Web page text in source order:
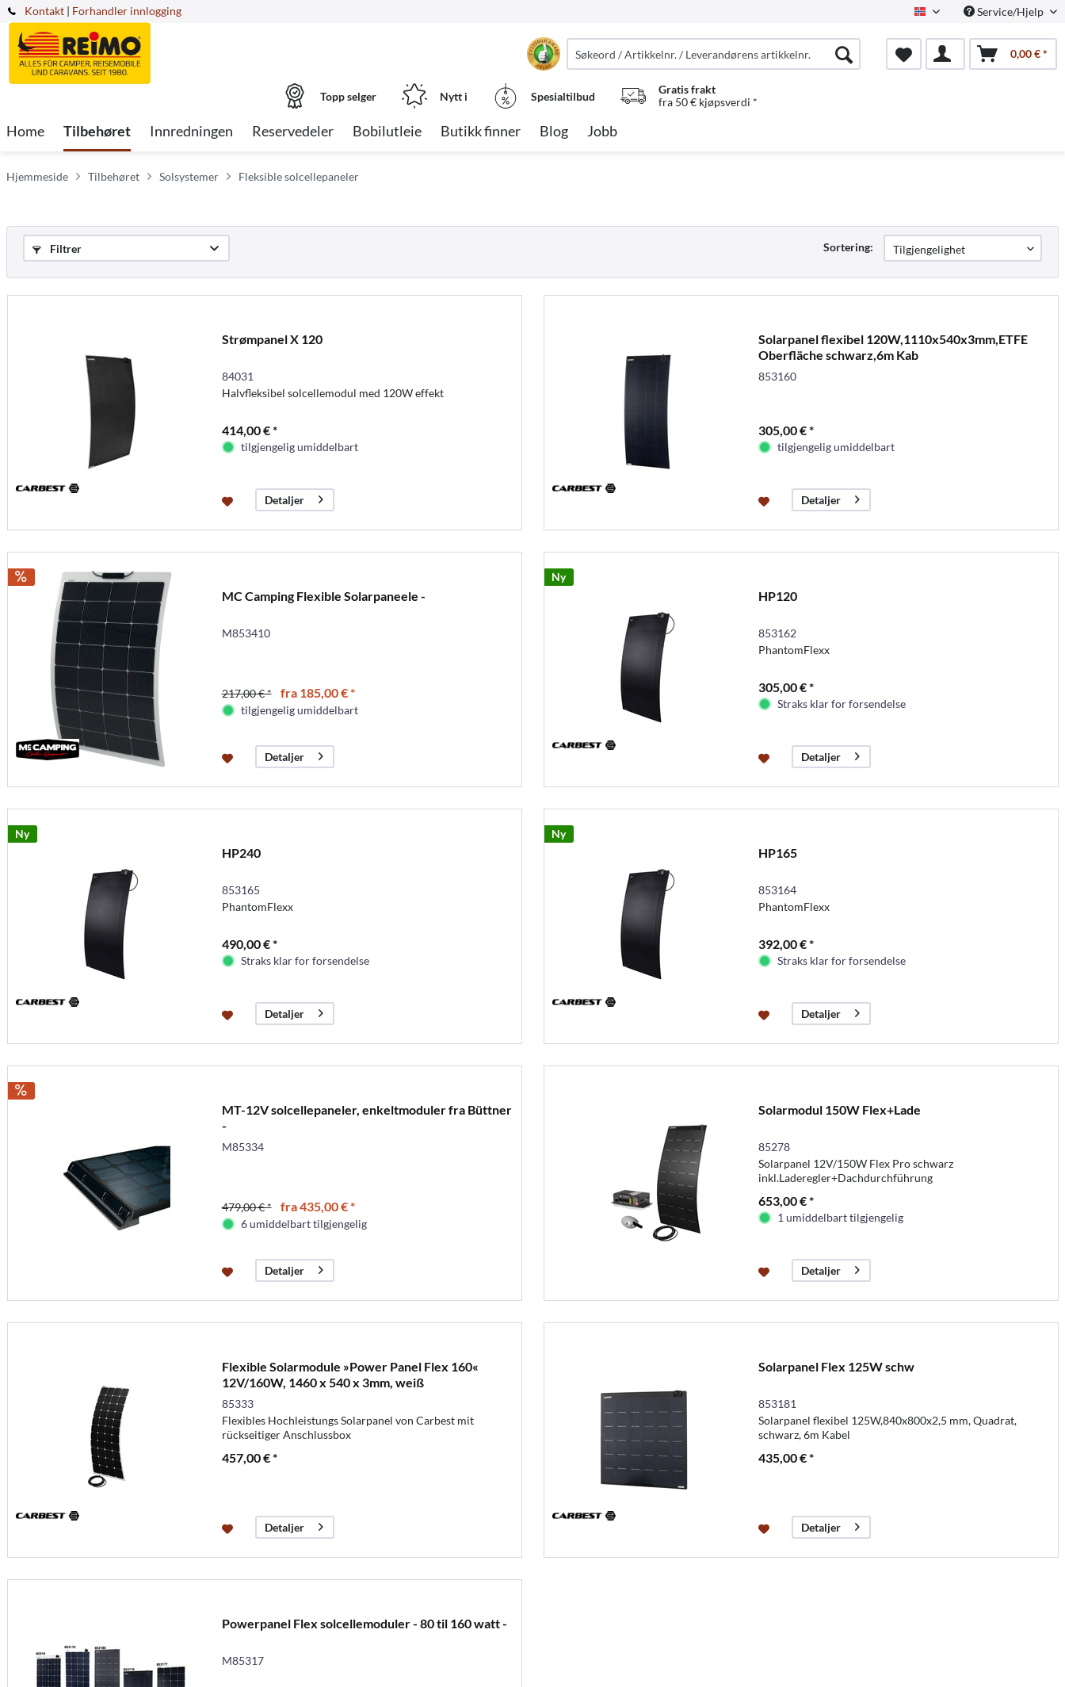
Kontakt NorwegianService/Hjelp
| Forhandler innlogging
0,00 € *
Topp selger Nytt i Spesialtilbud
Gratis frakt
fra 50 € kjøpsverdi *
Home Tilbehøret Innredningen Reservedeler Bobilutleie Butikk finner Blog Jobb
Hjemmeside Tilbehøret Solsystemer Fleksible solcellepaneler
Filtrer Sortering:
Strømpanel X 120
84031
Halvfleksibel solcellemodul med 120W effekt
414,00 € *
tilgjengelig umiddelbart
Detaljer
Solarpanel flexibel 120W,1110x540x3mm,ETFE
Oberfläche schwarz,6m Kab
853160
305,00 € *
tilgjengelig umiddelbart
Detaljer
MC Camping Flexible Solarpaneele -
M853410
217,00 € * fra 185,00 € *
tilgjengelig umiddelbart
Detaljer
Ny
HP120
853162
PhantomFlexx
305,00 € *
Straks klar for forsendelse
Detaljer
Ny
HP240
853165
PhantomFlexx
490,00 € *
Straks klar for forsendelse
Detaljer
Ny
HP165
853164
PhantomFlexx
392,00 € *
Straks klar for forsendelse
Detaljer
MT-12V solcellepaneler, enkeltmoduler fra Büttner
-
M85334
479,00 € * fra 435,00 € *
6 umiddelbart tilgjengelig
Detaljer
Solarmodul 150W Flex+Lade
85278
Solarpanel 12V/150W Flex Pro schwarz
inkl.Laderegler+Dachdurchführung
653,00 € *
1 umiddelbart tilgjengelig
Detaljer
Flexible Solarmodule »Power Panel Flex 160«
12V/160W, 1460 x 540 x 3mm, weiß
85333
Flexibles Hochleistungs Solarpanel von Carbest mit
rückseitiger Anschlussbox
457,00 € *
Detaljer
Solarpanel Flex 125W schw
853181
Solarpanel flexibel 125W,840x800x2,5 mm, Quadrat,
schwarz, 6m Kabel
435,00 € *
Detaljer
Powerpanel Flex solcellemoduler - 80 til 160 watt -
M85317